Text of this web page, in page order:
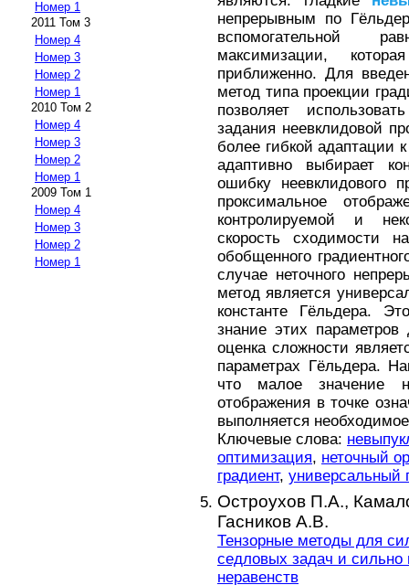
Номер 1
2011 Том 3
Номер 4
Номер 3
Номер 2
Номер 1
2010 Том 2
Номер 4
Номер 3
Номер 2
Номер 1
2009 Том 1
Номер 4
Номер 3
Номер 2
Номер 1
непрерывным по
вспомогательной
максимизации,
приближенно. Для
метод типа проекции
позволяет
задания неевклидовой
более гибкой адаптации
адаптивно выбирает
ошибку неевклидового
проксимальное
контролируемой и
скорость сходимости
обобщенного
случае неточного
метод является
константе Гёльдера.
знание этих
оценка сложности
параметрах Гёльдера.
что малое значение
отображения в точке
выполняется
Ключевые слова:
оптимизация, неточный
градиент, универсальный
Остроухов П.А.,
Гасников А.В.
Тензорные методы для
седловых задач и
неравенств